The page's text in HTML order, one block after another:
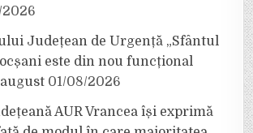
2026
Județean de Urgență „Sfântul
este din nou funcțional
01/08/2026
AUR Vrancea își exprimă